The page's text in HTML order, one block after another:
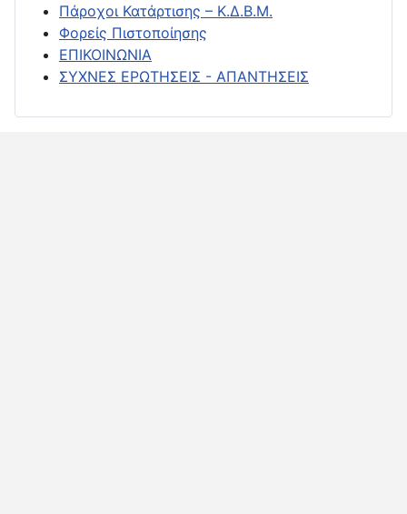
Πάροχοι Κατάρτισης – Κ.Δ.Β.Μ.
Φορείς Πιστοποίησης
ΕΠΙΚΟΙΝΩΝΙΑ
ΣΥΧΝΕΣ ΕΡΩΤΗΣΕΙΣ - ΑΠΑΝΤΗΣΕΙΣ